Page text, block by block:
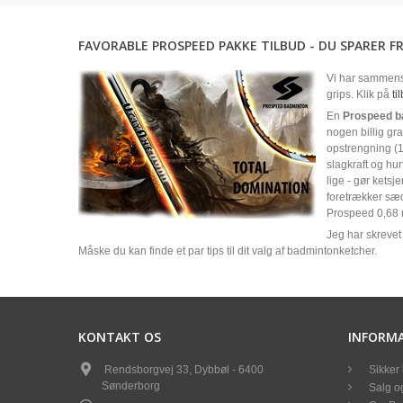
FAVORABLE PROSPEED PAKKE TILBUD - DU SPARER
Vi har
grips. Klik på
En Prospeed
nogen billig
opstrengning
slagkraft og
lige - gør
foretrækker
Prospeed
Jeg har
Måske du kan finde et par tips til dit valg af badmintonketcher.
KONTAKT OS
Rendsborgvej 33, Dybbøl - 6400
Sønderborg
Sikker
Salg